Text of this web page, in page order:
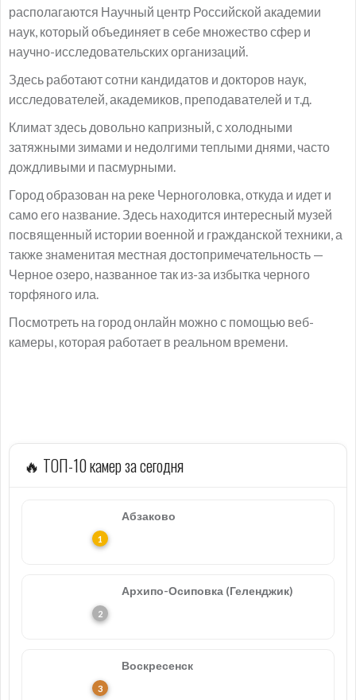
располагаются Научный центр Российской академии
наук, который объединяет в себе множество сфер и
научно-исследовательских организаций.
Здесь работают сотни кандидатов и докторов наук,
исследователей, академиков, преподавателей и т.д.
Климат здесь довольно капризный, с холодными
затяжными зимами и недолгими теплыми днями, часто
дождливыми и пасмурными.
Город образован на реке Черноголовка, откуда и идет и
само его название. Здесь находится интересный музей
посвященный истории военной и гражданской техники, а
также знаменитая местная достопримечательность —
Черное озеро, названное так из-за избытка черного
торфяного ила.
Посмотреть на город онлайн можно с помощью веб-
камеры, которая работает в реальном времени.
🔥 ТОП-10 камер за сегодня
Абзаково
Архипо-Осиповка (Геленджик)
Воскресенск